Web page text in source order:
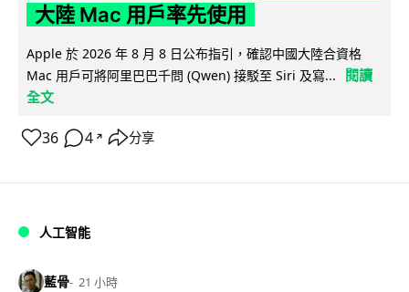
大陸 Mac 用戶率先使用
Apple 於 2026 年 8 月 8 日公布指引，確認中國大陸合資格
Mac 用戶可將阿里巴巴千問 (Qwen) 接駁至 Siri 及寫...
閱讀
全文
36 4 ↗ 分享
人工智能
藍骨 21 小時